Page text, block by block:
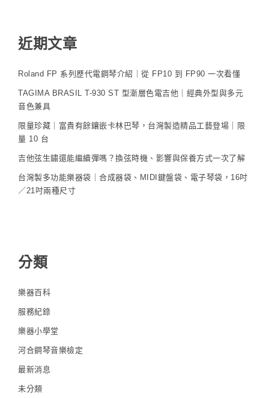
近期文章
Roland FP 系列歷代電鋼琴介紹｜從 FP10 到 FP90 一次看懂
TAGIMA BRASIL T-930 ST 型漸層色電吉他｜經典外型與多元
音色兼具
限量珍藏｜富貴有餘鑲嵌卡林巴琴，台灣製造精品工藝登場｜限
量 10 台
吉他弦生鏽還能繼續彈嗎？換弦時機、影響與保養方式一次了解
台灣製多功能樂器袋｜合成器袋、MIDI鍵盤袋、電子琴袋，16吋
／21吋兩種尺寸
分類
樂器百科
服務紀錄
樂器小學堂
河合鋼琴音樂檢定
最新消息
未分類